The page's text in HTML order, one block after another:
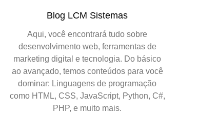
Blog LCM Sistemas
Aqui, você encontrará tudo sobre
desenvolvimento web, ferramentas de
marketing digital e tecnologia. Do básico
ao avançado, temos conteúdos para você
dominar: Linguagens de programação
como HTML, CSS, JavaScript, Python, C#,
PHP, e muito mais.